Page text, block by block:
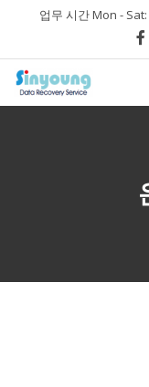
업무 시간 Mon -